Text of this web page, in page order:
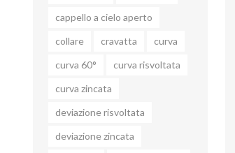
cappello a cielo aperto
collare
cravatta
curva
curva 60°
curva risvoltata
curva zincata
deviazione risvoltata
deviazione zincata